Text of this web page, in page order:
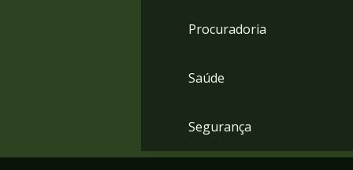
Procuradoria
Saúde
Segurança